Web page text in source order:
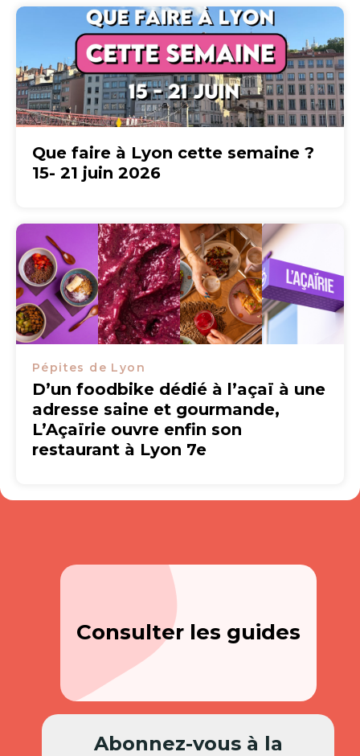
Que faire à Lyon cette semaine ?
15- 21 juin 2026
Pépites de Lyon
D’un foodbike dédié à l’açaï à une
adresse saine et gourmande,
L’Açaïrie ouvre enfin son
restaurant à Lyon 7e
Consulter les guides
Abonnez-vous à la